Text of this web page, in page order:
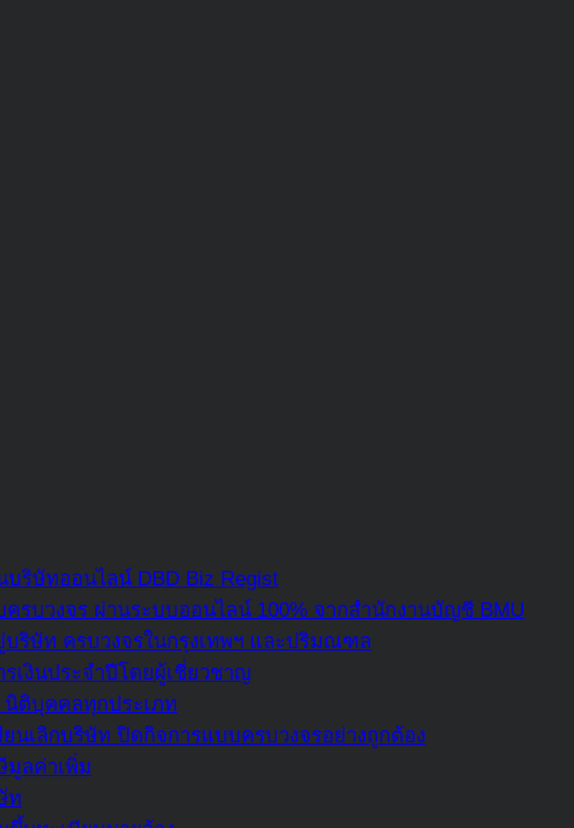
บริษัทออนไลน์ DBD Biz Regist
รบวงจร ผ่านระบบออนไลน์ 100% จากสำนักงานบัญชี BMU
บริษัท ครบวงจรในกรุงเทพฯ และปริมณฑล
เงินประจำปีโดยผู้เชี่ยวชาญ
ติบุคคลทุกประเภท
นเลิกบริษัท ปิดกิจการแบบครบวงจรอย่างถูกต้อง
มูลค่าเพิ่ม
ท